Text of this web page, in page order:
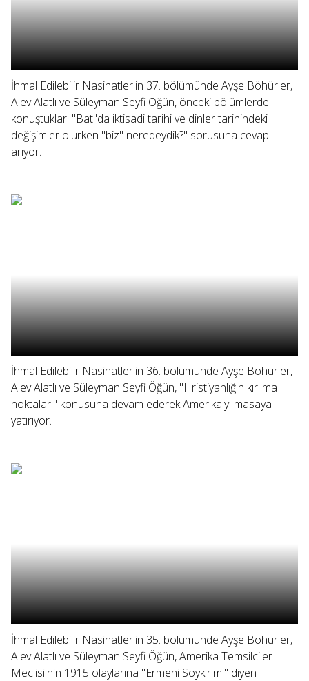
İhmal Edilebilir Nasihatler'in 37. bölümünde Ayşe Böhürler,
Alev Alatlı ve Süleyman Seyfi Öğün, önceki bölümlerde
konuştukları "Batı'da iktisadi tarihi ve dinler tarihindeki
değişimler olurken "biz" neredeydik?" sorusuna cevap
arıyor.
İhmal Edilebilir Nasihatler'in 36. bölümünde Ayşe Böhürler,
Alev Alatlı ve Süleyman Seyfi Öğün, "Hristiyanlığın kırılma
noktaları" konusuna devam ederek Amerika'yı masaya
yatırıyor.
İhmal Edilebilir Nasihatler'in 35. bölümünde Ayşe Böhürler,
Alev Alatlı ve Süleyman Seyfi Öğün, Amerika Temsilciler
Meclisi'nin 1915 olaylarına "Ermeni Soykırımı" diyen